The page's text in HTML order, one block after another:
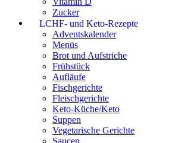
Zucker
LCHF- und Keto-Rezepte
Adventskalender
Menüs
Brot und Aufstriche
Frühstück
Aufläufe
Fischgerichte
Fleischgerichte
Keto-Küche/Keto
Suppen
Vegetarische Gerichte
Saucen